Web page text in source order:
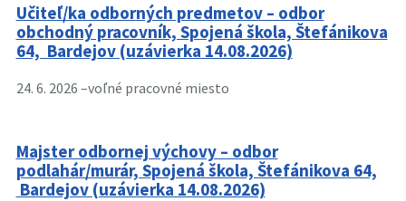
Učiteľ/ka odborných predmetov – odbor
obchodný pracovník, Spojená škola, Štefánikova
64, Bardejov (uzávierka 14.08.2026)
24. 6. 2026 –voľné pracovné miesto
Majster odbornej výchovy – odbor
podlahár/murár, Spojená škola, Štefánikova 64,
Bardejov (uzávierka 14.08.2026)